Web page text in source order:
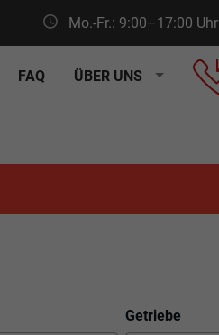
Mo.-Fr.: 9:00–17:00 Uhr
FAQ ÜBER UNS
Getriebe